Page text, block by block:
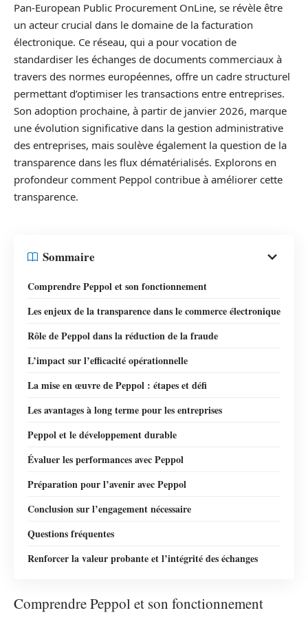
Pan-European Public Procurement OnLine, se révèle être
un acteur crucial dans le domaine de la facturation
électronique. Ce réseau, qui a pour vocation de
standardiser les échanges de documents commerciaux à
travers des normes européennes, offre un cadre structurel
permettant d’optimiser les transactions entre entreprises.
Son adoption prochaine, à partir de janvier 2026, marque
une évolution significative dans la gestion administrative
des entreprises, mais soulève également la question de la
transparence dans les flux dématérialisés. Explorons en
profondeur comment Peppol contribue à améliorer cette
transparence.
Sommaire
Comprendre Peppol et son fonctionnement
Les enjeux de la transparence dans le commerce électronique
Rôle de Peppol dans la réduction de la fraude
L’impact sur l’efficacité opérationnelle
La mise en œuvre de Peppol : étapes et défi
Les avantages à long terme pour les entreprises
Peppol et le développement durable
Évaluer les performances avec Peppol
Préparation pour l’avenir avec Peppol
Conclusion sur l’engagement nécessaire
Questions fréquentes
Renforcer la valeur probante et l’intégrité des échanges
Comprendre Peppol et son fonctionnement